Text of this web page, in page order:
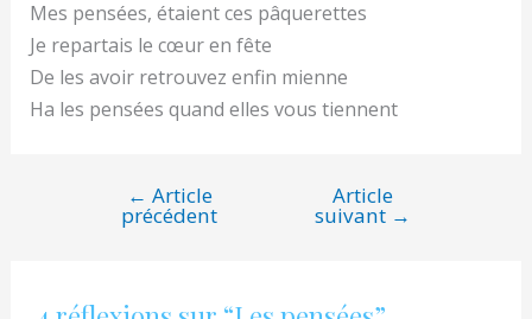
Mes pensées, étaient ces pâquerettes
Je repartais le cœur en fête
De les avoir retrouvez enfin mienne
Ha les pensées quand elles vous tiennent
Navigation
← Article
précédent
Article
suivant →